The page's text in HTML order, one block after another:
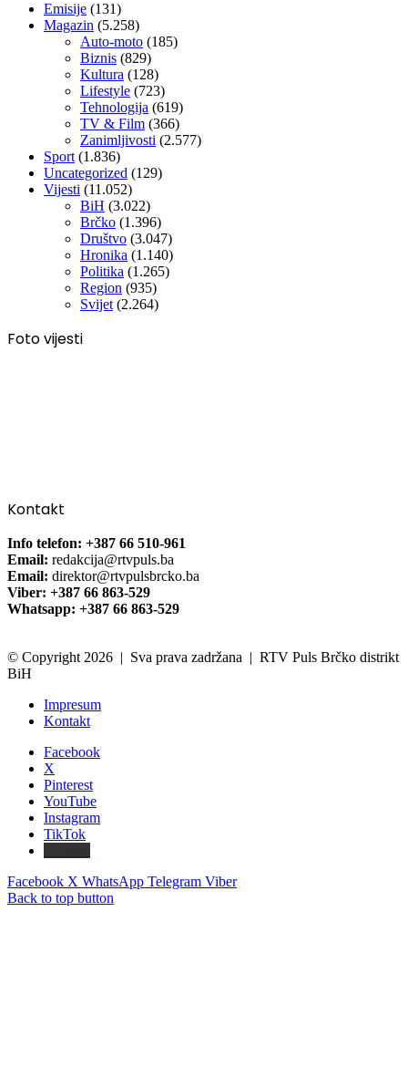
Emisije (131)
Magazin (5.258)
Auto-moto (185)
Biznis (829)
Kultura (128)
Lifestyle (723)
Tehnologija (619)
TV & Film (366)
Zanimljivosti (2.577)
Sport (1.836)
Uncategorized (129)
Vijesti (11.052)
BiH (3.022)
Brčko (1.396)
Društvo (3.047)
Hronika (1.140)
Politika (1.265)
Region (935)
Svijet (2.264)
Foto vijesti
Kontakt
Info telefon: +387 66 510-961
Email: redakcija@rtvpuls.ba
Email: direktor@rtvpulsbrcko.ba
Viber: +387 66 863-529
Whatsapp: +387 66 863-529
© Copyright 2026 | Sva prava zadržana | RTV Puls Brčko distrikt
BiH
Impresum
Kontakt
Facebook
X
Pinterest
YouTube
Instagram
TikTok
Facebook X WhatsApp Telegram Viber
Back to top button